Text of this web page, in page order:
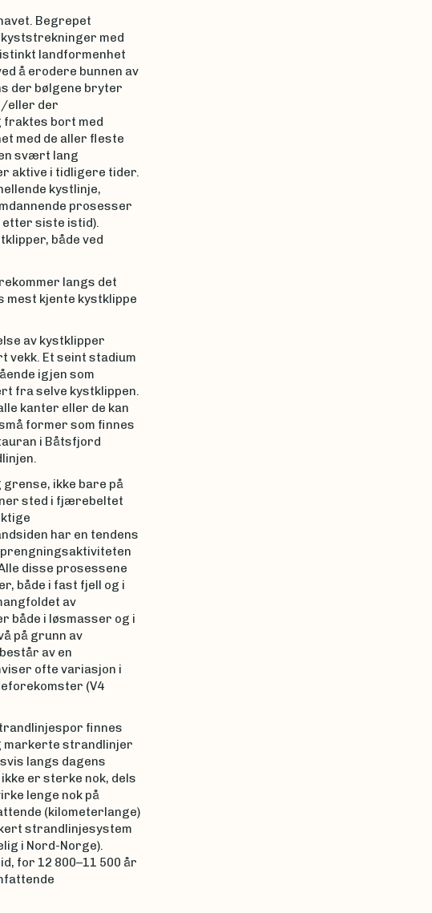
Begrepet
kyststrekninger med
landformenhet
å erodere bunnen av
der bølgene bryter
eller der
bort med
med de aller fleste
svært lang
aktive i tidligere tider.
kystlinje,
prosesser
etter siste istid).
både ved
langs det
mest kjente kystklippe
av kystklipper
Et seint stadium
igjen som
fra selve kystklippen.
kanter eller de kan
former som finnes
i Båtsfjord
grense, ikke bare på
sted i fjærebeltet
har en tendens
disse prosessene
både i fast fjell og i
av
både i løsmasser og i
på grunn av
av en
ofte variasjon i
(V4
finnes
markerte strandlinjer
langs dagens
er sterke nok, dels
lenge nok på
(kilometerlange)
strandlinjesystem
i Nord-Norge).
for 12 800–11 500 år